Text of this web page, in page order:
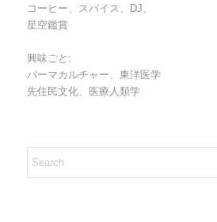
コーヒー、スパイス、DJ、
星空鑑賞
興味ごと:
パーマカルチャー、東洋医学
先住民文化、医療人類学